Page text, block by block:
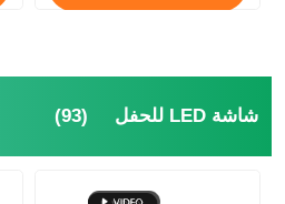
شاشة LED للحفل (93)